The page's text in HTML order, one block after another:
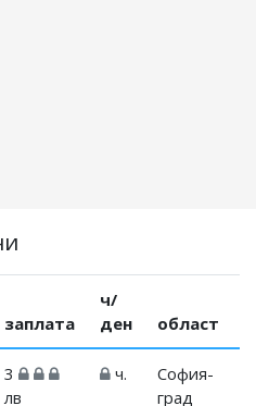
заплата
ч/
ден
област
3
лв
ч.
София-
град